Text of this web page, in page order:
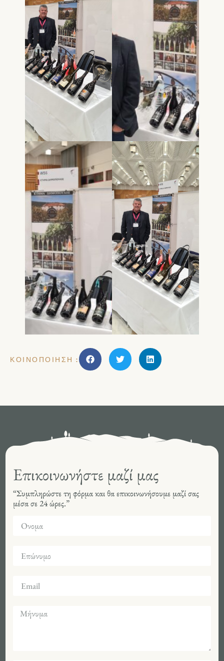
ΚΟΙΝΟΠΟΊΗΣΗ :
Επικοινωνήστε μαζί μας
“Συμπληρώστε τη φόρμα και θα επικοινωνήσουμε μαζί σας
μέσα σε 24 ώρες.”